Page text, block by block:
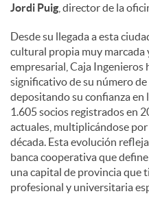
Jordi Puig , director de la
Desde su llegada a esta
cultural propia muy marcada
empresarial, Caja
significativo de su número
depositando su confianza en
1.605 socios registrados en
actuales, multiplicándose por
década. Esta evolución
banca cooperativa que
una capital de provincia que
profesional y universitaria